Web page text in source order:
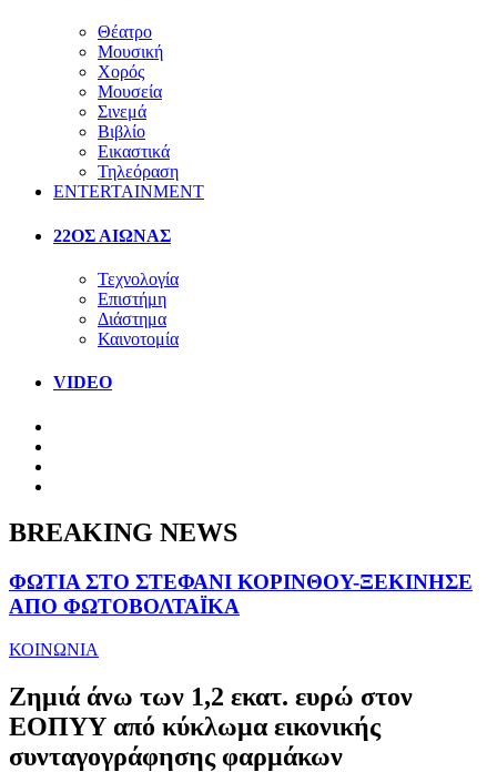
Θέατρο
Μουσική
Χορός
Μουσεία
Σινεμά
Βιβλίο
Εικαστικά
Τηλεόραση
ENTERTAINMENT
22ΟΣ ΑΙΩΝΑΣ
Τεχνολογία
Επιστήμη
Διάστημα
Καινοτομία
VIDEO
BREAKING NEWS
ΦΩΤΙΑ ΣΤΟ ΣΤΕΦΑΝΙ ΚΟΡΙΝΘΟΥ-ΞΕΚΙΝΗΣΕ
ΑΠΟ ΦΩΤΟΒΟΛΤΑΪΚΑ
ΚΟΙΝΩΝΙΑ
Ζημιά άνω των 1,2 εκατ. ευρώ στον
ΕΟΠΥΥ από κύκλωμα εικονικής
συνταγογράφησης φαρμάκων